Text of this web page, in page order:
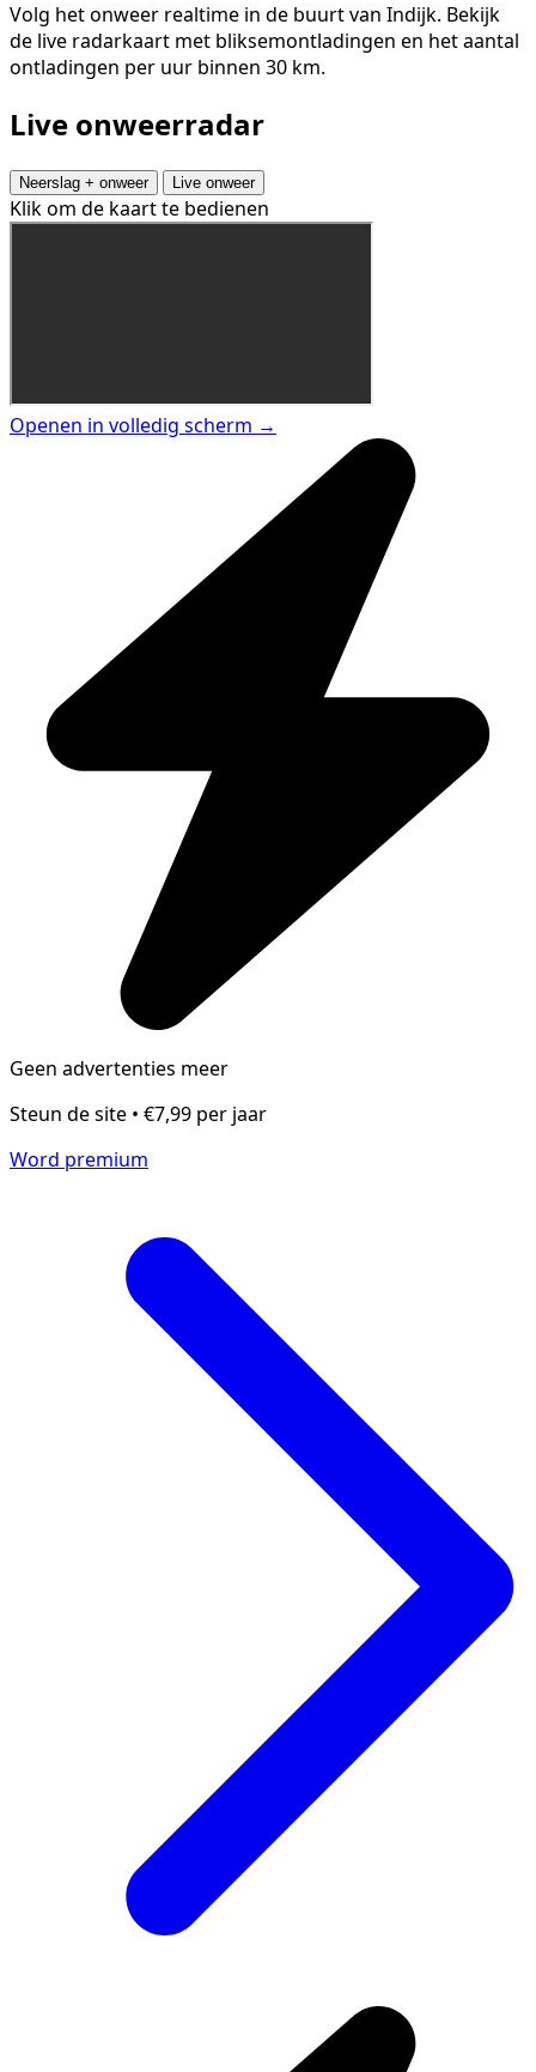
Volg het onweer realtime in de buurt van Indijk. Bekijk
de live radarkaart met bliksemontladingen en het aantal
ontladingen per uur binnen 30 km.
Live onweerradar
Neerslag + onweer Live onweer
Klik om de kaart te bedienen
Openen in volledig scherm →
Geen advertenties meer
Steun de site • €7,99 per jaar
Word premium